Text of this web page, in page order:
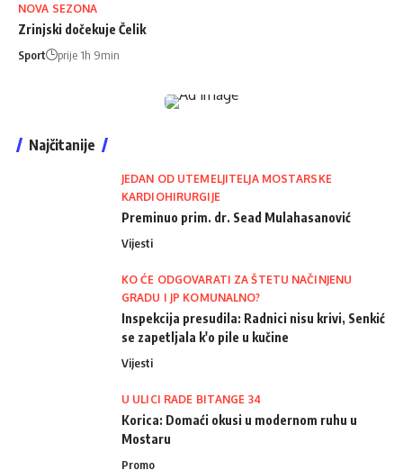
NOVA SEZONA
Zrinjski dočekuje Čelik
Sport prije 1h 9min
Najčitanije
JEDAN OD UTEMELJITELJA MOSTARSKE
KARDIOHIRURGIJE
Preminuo prim. dr. Sead Mulahasanović
Vijesti
KO ĆE ODGOVARATI ZA ŠTETU NAČINJENU
GRADU I JP KOMUNALNO?
Inspekcija presudila: Radnici nisu krivi, Senkić
se zapetljala k'o pile u kučine
Vijesti
U ULICI RADE BITANGE 34
Korica: Domaći okusi u modernom ruhu u
Mostaru
Promo